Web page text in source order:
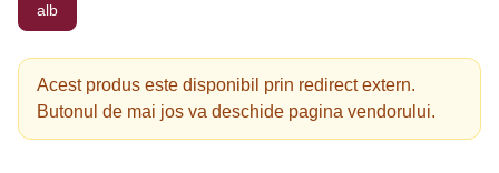
alb
Acest produs este disponibil prin redirect extern.
Butonul de mai jos va deschide pagina vendorului.